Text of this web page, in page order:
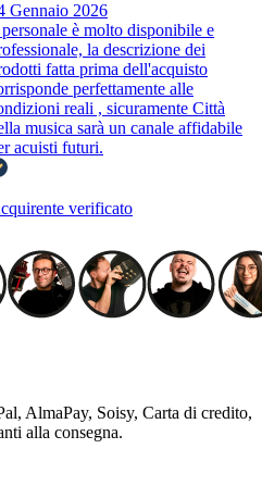
Gennaio 2026
è molto disponibile e
la descrizione dei
fatta prima dell'acquisto
perfettamente alle
reali , sicuramente Città
musica sarà un canale affidabile
acuisti futuri.
verificato
AlmaPay, Soisy, Carta di credito,
alla consegna.